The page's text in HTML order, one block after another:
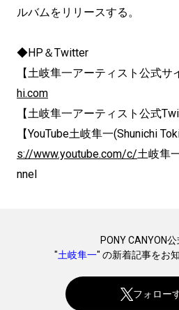
ルバムをリリースする。
◆HP＆Twitter
【土岐隼一アーティスト公式サ
hi.com
【土岐隼一アーティスト公式
【YouTube土岐隼一(Shunichi
s://www.youtube.com/c/土岐隼
nnel
PONY CANYON
"土岐隼一" の新着記事をお
フォロー